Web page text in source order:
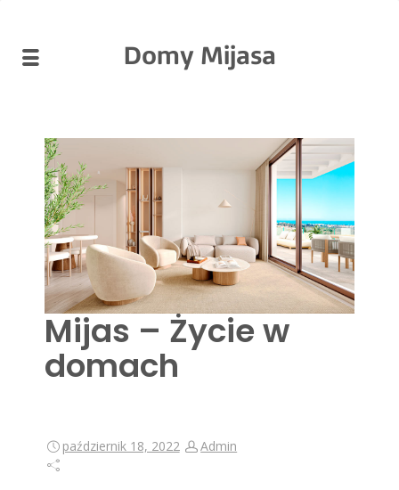
Domy Mijasa
Mijas – Życie w
domach
październik 18, 2022 Admin